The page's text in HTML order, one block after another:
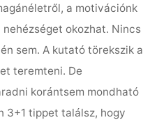
a motivációnk
okozhat. Nincs
sem. A kutató törekszik a
teremteni. De
korántsem mondható
3+1 tippet találsz, hogy